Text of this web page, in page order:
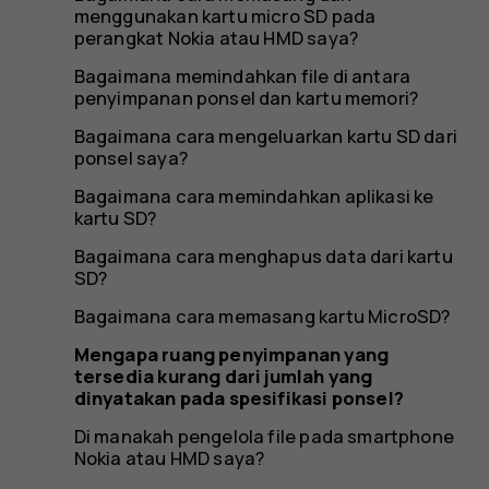
yang
pada
spesifikasi
menggunakan kartu micro SD pada
perangkat Nokia atau HMD saya?
Bagaimana memindahkan file di antara
penyimpanan ponsel dan kartu memori?
Bagaimana cara mengeluarkan kartu SD dari
ponsel saya?
Bagaimana cara memindahkan aplikasi ke
kartu SD?
Bagaimana cara menghapus data dari kartu
SD?
Bagaimana cara memasang kartu MicroSD?
Mengapa ruang penyimpanan yang
tersedia kurang dari jumlah yang
dinyatakan pada spesifikasi ponsel?
Di manakah pengelola file pada smartphone
Nokia atau HMD saya?